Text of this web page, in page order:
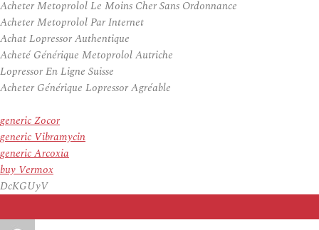
Acheter Metoprolol Le Moins Cher Sans Ordonnance
Acheter Metoprolol Par Internet
Achat Lopressor Authentique
Acheté Générique Metoprolol Autriche
Lopressor En Ligne Suisse
Acheter Générique Lopressor Agréable
generic Zocor
generic Vibramycin
generic Arcoxia
buy Vermox
DcKGUyV